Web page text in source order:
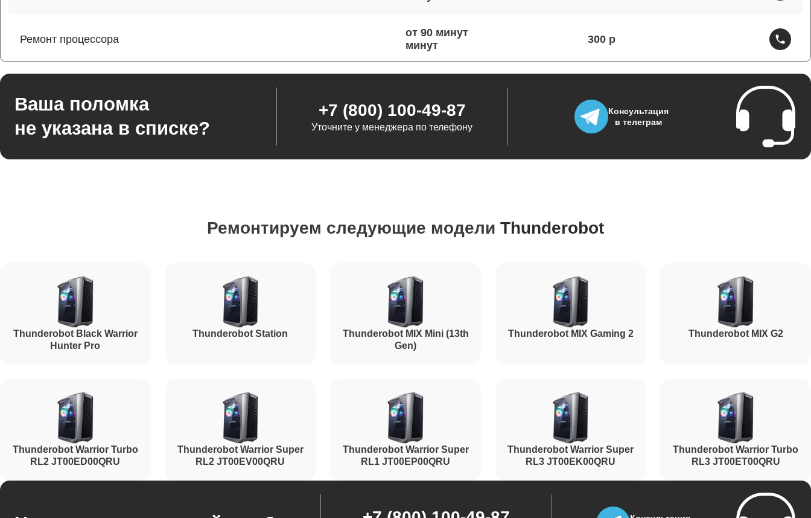
Ремонт процессора
от 90 минут
300
Ремонт кулера
от 100 минут
от 50 минут
350
Ремонт звуковой платы
от 40 минут
Ваша поломка
не указана в списке?
+7 (800) 100-49-87
Уточните у менеджера по телефону
Консультация
в телеграм
Ремонтируем следующие модели Thunderobot
Thunderobot Black Warrior
Hunter Pro
Thunderobot Station
Thunderobot MIX Mini (13th
Gen)
Thunderobot MIX Gaming 2 Thunderobot MIX G2
Thunderobot Warrior Turbo
RL2 JT00ED00QRU
Thunderobot Warrior Super
RL2 JT00EV00QRU
Thunderobot Warrior Super
RL1 JT00EP00QRU
Thunderobot Warrior Super
RL3 JT00EK00QRU
Thunderobot Warrior Turbo
RL3 JT00ET00QRU